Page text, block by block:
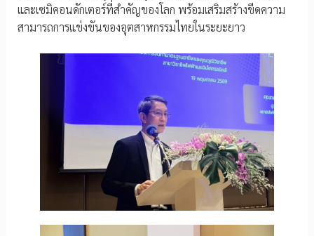
และเซมิคอนดักเตอร์ที่สำคัญของโลก พร้อมเสริมสร้างขีดความ
สามารถการแข่งขันของอุตสาหกรรมไทยในระยะยาว